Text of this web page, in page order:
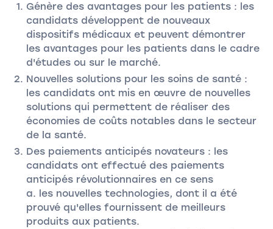
Génère des avantages pour les patients : les
candidats développent de nouveaux
dispositifs médicaux et peuvent démontrer
les avantages pour les patients dans le cadre
d'études ou sur le marché.
Nouvelles solutions pour les soins de santé :
les candidats ont mis en œuvre de nouvelles
solutions qui permettent de réaliser des
économies de coûts notables dans le secteur
de la santé.
Des paiements anticipés novateurs : les
candidats ont effectué des paiements
anticipés révolutionnaires en ce sens
a. les nouvelles technologies, dont il a été
prouvé qu'elles fournissent de meilleurs
produits aux patients.